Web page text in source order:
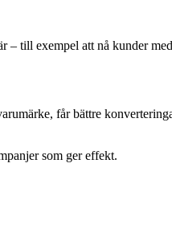
till exempel att nå kunder
får bättre
som ger effekt.